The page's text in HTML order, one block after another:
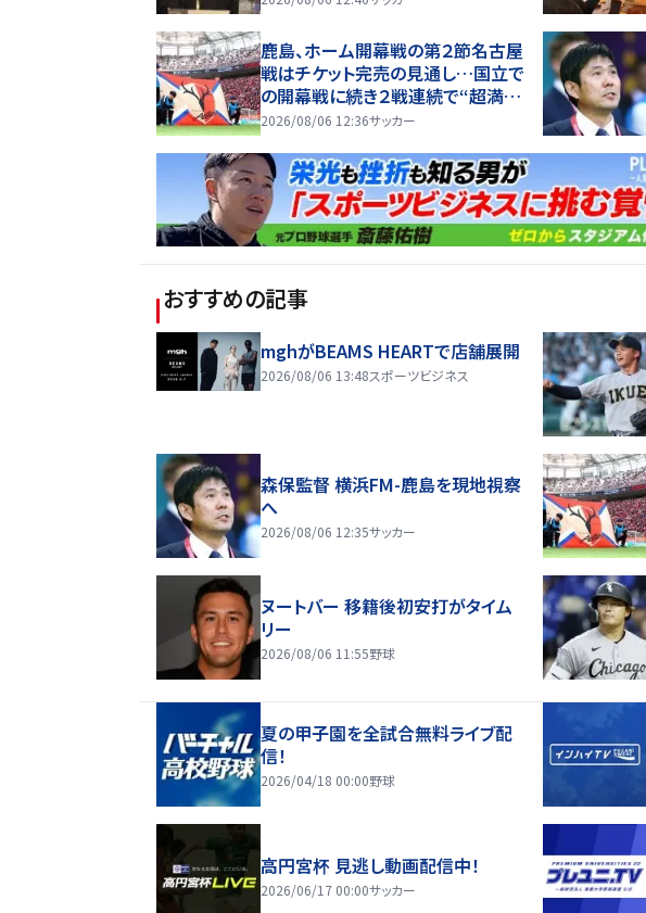
鹿島、ホーム開幕戦の第２節名古屋
戦はチケット完売の見通し…国立で
の開幕戦に続き２戦連続で“超満
員”
2026/08/06 12:36サッカー
おすすめの記事
mghがBEAMS HEARTで店舗展開
2026/08/06 13:48スポーツビジネス
森保監督 横浜FM-鹿島を現地視察
へ
2026/08/06 12:35サッカー
ヌートバー 移籍後初安打がタイム
リー
2026/08/06 11:55野球
夏の甲子園を全試合無料ライブ配
信！
2026/04/18 00:00野球
高円宮杯 見逃し動画配信中！
2026/06/17 00:00サッカー